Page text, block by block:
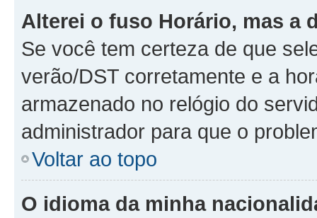
Alterei o fuso Horário, mas a
Se você tem certeza de que
verão/DST corretamente e a
armazenado no relógio do
administrador para que o
Voltar ao topo
O idioma da minha